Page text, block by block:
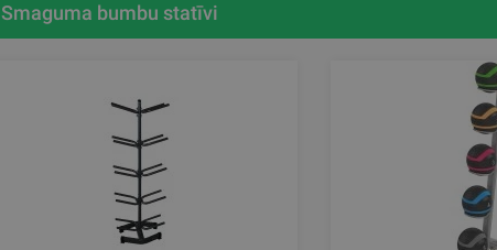
Smaguma bumbu statīvi